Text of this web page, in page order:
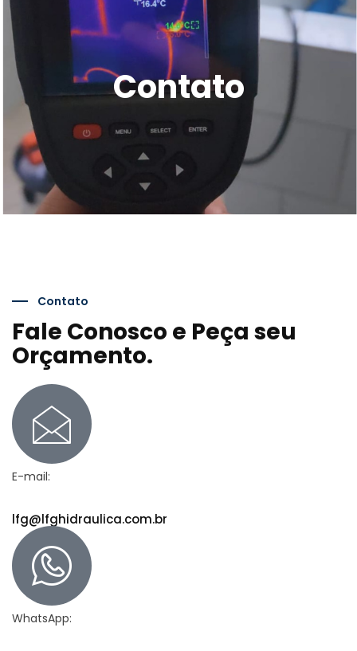
Contato
Contato
Fale Conosco e Peça seu
Orçamento.
E-mail:
lfg@lfghidraulica.com.br
WhatsApp: